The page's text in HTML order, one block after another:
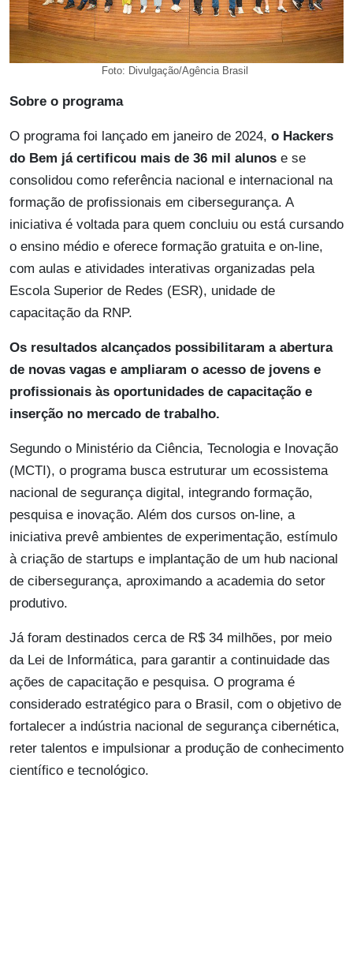
Foto: Divulgação/Agência Brasil
Sobre o programa
O programa foi lançado em janeiro de 2024, o Hackers
do Bem já certificou mais de 36 mil alunos e se
consolidou como referência nacional e internacional na
formação de profissionais em cibersegurança. A
iniciativa é voltada para quem concluiu ou está cursando
o ensino médio e oferece formação gratuita e on-line,
com aulas e atividades interativas organizadas pela
Escola Superior de Redes (ESR), unidade de
capacitação da RNP.
Os resultados alcançados possibilitaram a abertura
de novas vagas e ampliaram o acesso de jovens e
profissionais às oportunidades de capacitação e
inserção no mercado de trabalho.
Segundo o Ministério da Ciência, Tecnologia e Inovação
(MCTI), o programa busca estruturar um ecossistema
nacional de segurança digital, integrando formação,
pesquisa e inovação. Além dos cursos on-line, a
iniciativa prevê ambientes de experimentação, estímulo
à criação de startups e implantação de um hub nacional
de cibersegurança, aproximando a academia do setor
produtivo.
Já foram destinados cerca de R$ 34 milhões, por meio
da Lei de Informática, para garantir a continuidade das
ações de capacitação e pesquisa. O programa é
considerado estratégico para o Brasil, com o objetivo de
fortalecer a indústria nacional de segurança cibernética,
reter talentos e impulsionar a produção de conhecimento
científico e tecnológico.